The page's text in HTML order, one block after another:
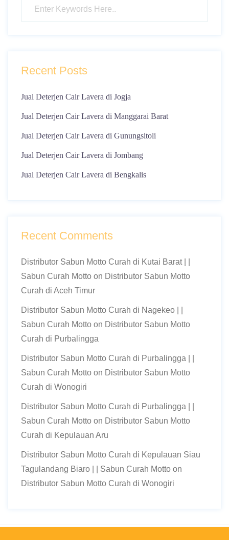
Recent Posts
Jual Deterjen Cair Lavera di Jogja
Jual Deterjen Cair Lavera di Manggarai Barat
Jual Deterjen Cair Lavera di Gunungsitoli
Jual Deterjen Cair Lavera di Jombang
Jual Deterjen Cair Lavera di Bengkalis
Recent Comments
Distributor Sabun Motto Curah di Kutai Barat | |
Sabun Curah Motto on Distributor Sabun Motto
Curah di Aceh Timur
Distributor Sabun Motto Curah di Nagekeo | |
Sabun Curah Motto on Distributor Sabun Motto
Curah di Purbalingga
Distributor Sabun Motto Curah di Purbalingga | |
Sabun Curah Motto on Distributor Sabun Motto
Curah di Wonogiri
Distributor Sabun Motto Curah di Purbalingga | |
Sabun Curah Motto on Distributor Sabun Motto
Curah di Kepulauan Aru
Distributor Sabun Motto Curah di Kepulauan Siau
Tagulandang Biaro | | Sabun Curah Motto on
Distributor Sabun Motto Curah di Wonogiri